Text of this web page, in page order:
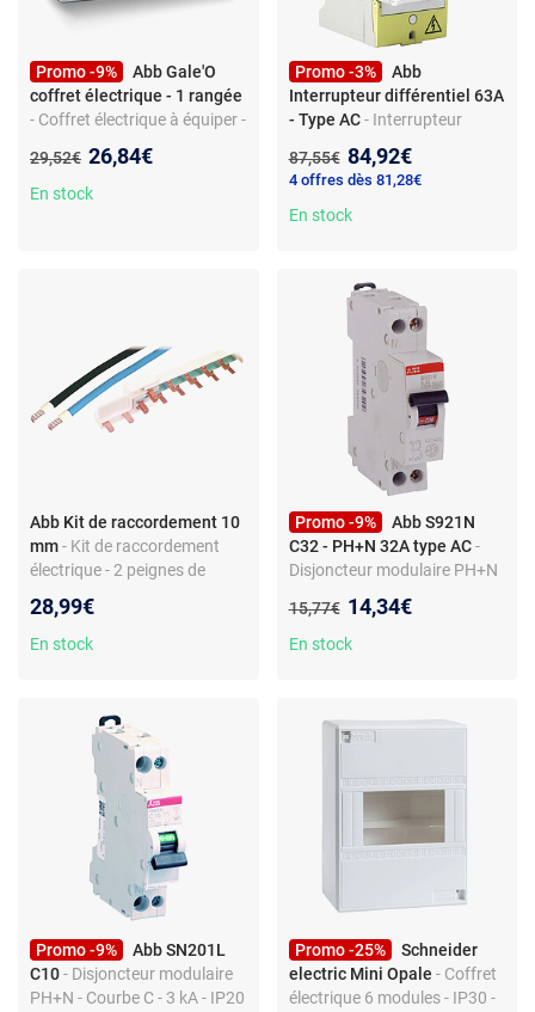
Promo -9%
Abb Gale'O
coffret électrique - 1 rangée
- Coffret électrique à équiper -
murale - bornier terre - rails
amovibles sans outil - porte-
Ancien prix :
29,52€ Nouveau prix :
26,84€
En stock
Promo -3%
Abb
Interrupteur différentiel 63A
- Type AC - Interrupteur
électrique - Sensibilité 30 mA
- IP20 - Raccordement
standard - Non pré-câblé -
Ancien prix :
87,55€ Nouveau prix :
84,92€
4 offres dès 81,28€
En stock
Abb Kit de raccordement 10
mm- Kit de raccordement
électrique - 2 peignes de
tableau général - compatible
disjoncteur 15/45 A - cuivre -
28,99€
En stock
Promo -9%
Abb S921N
C32 - PH+N 32A type AC -
Disjoncteur modulaire PH+N
50/60 Hz - Bornes à vis -
Conforme NF EN 60898 et
Ancien prix :
15,77€ Nouveau prix :
14,34€
En stock
Promo -9%
Abb SN201L
C10- Disjoncteur modulaire
PH+N - Courbe C - 3 kA - IP20
Promo -25%
Schneider
electric Mini Opale - Coffret
électrique 6 modules - IP30 -